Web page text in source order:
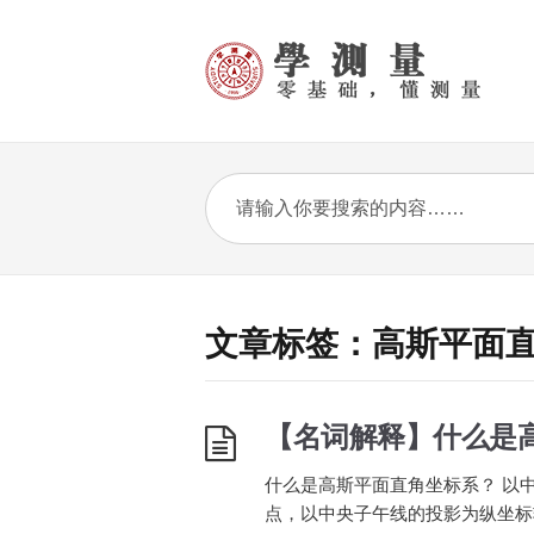
文章标签：高斯平面
【名词解释】什么
什么是高斯平面直角坐标系？ 以
点，以中央子午线的投影为纵坐